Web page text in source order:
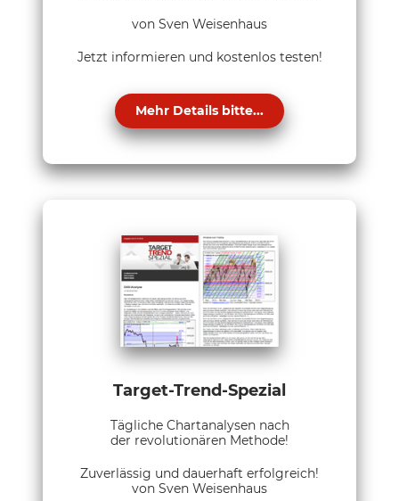
von Sven Weisenhaus
Jetzt informieren und kostenlos testen!
Mehr Details bitte...
Target-Trend-Spezial
Tägliche Chartanalysen nach
der revolutionären Methode!
Zuverlässig und dauerhaft erfolgreich!
von Sven Weisenhaus